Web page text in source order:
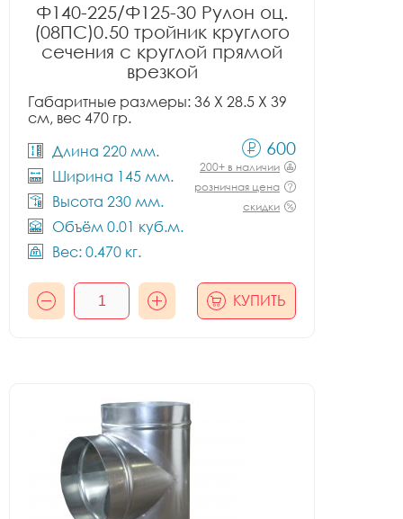
Ф140-225/Ф125-30 Рулон оц.
(08ПС)0.50 тройник круглого
сечения с круглой прямой
врезкой
Габаритные размеры: 36 X 28.5 X 39
см, вес 470 гр.
Длина 220 мм.
Ширина 145 мм.
Высота 230 мм.
Объём 0.01 куб.м.
Вес: 0.470 кг.
600
200+ в наличии
розничная цена
скидки
КУПИТЬ